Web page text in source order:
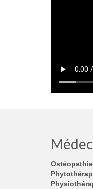
Ostéopathie